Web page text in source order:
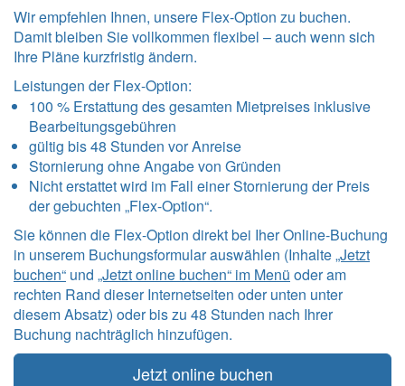
Wir empfehlen Ihnen, unsere Flex-Option zu buchen.
Damit bleiben Sie vollkommen flexibel – auch wenn sich
Ihre Pläne kurzfristig ändern.
Leistungen der Flex-Option:
100 % Erstattung des gesamten Mietpreises inklusive
Bearbeitungsgebühren
gültig bis 48 Stunden vor Anreise
Stornierung ohne Angabe von Gründen
Nicht erstattet wird im Fall einer Stornierung der Preis
der gebuchten „Flex-Option“.
Sie können die Flex-Option direkt bei Iher Online-Buchung
in unserem Buchungsformular auswählen (Inhalte„Jetzt
buchen“ und „Jetzt online buchen“ im Menü oder am
rechten Rand dieser Internetseiten oder unten unter
diesem Absatz) oder bis zu 48 Stunden nach Ihrer
Buchung nachträglich hinzufügen.
Jetzt online buchen